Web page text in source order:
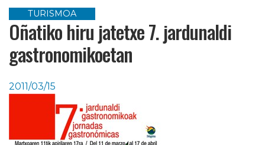
TURISMOA
Oñatiko hiru jatetxe 7. jardunaldi
gastronomikoetan
2011/03/15